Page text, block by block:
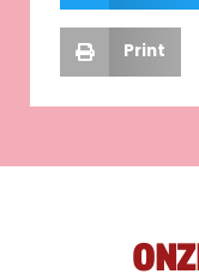
Print